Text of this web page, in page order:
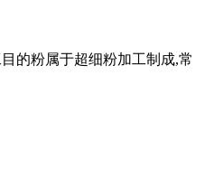
的粉属于超细粉加工制成,常